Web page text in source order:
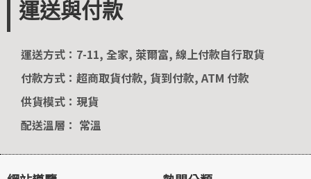
運送與付款
運送方式：7-11, 全家, 萊爾富, 線上付款自行取貨
付款方式：超商取貨付款, 貨到付款, ATM 付款
供貨模式：現貨
配送溫層： 常溫